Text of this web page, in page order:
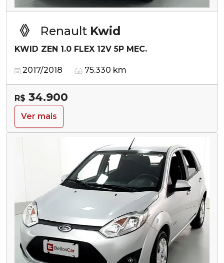
Renault Kwid
KWID ZEN 1.0 FLEX 12V 5P MEC.
2017/2018 75.330 km
R$ 34.900
Ver mais